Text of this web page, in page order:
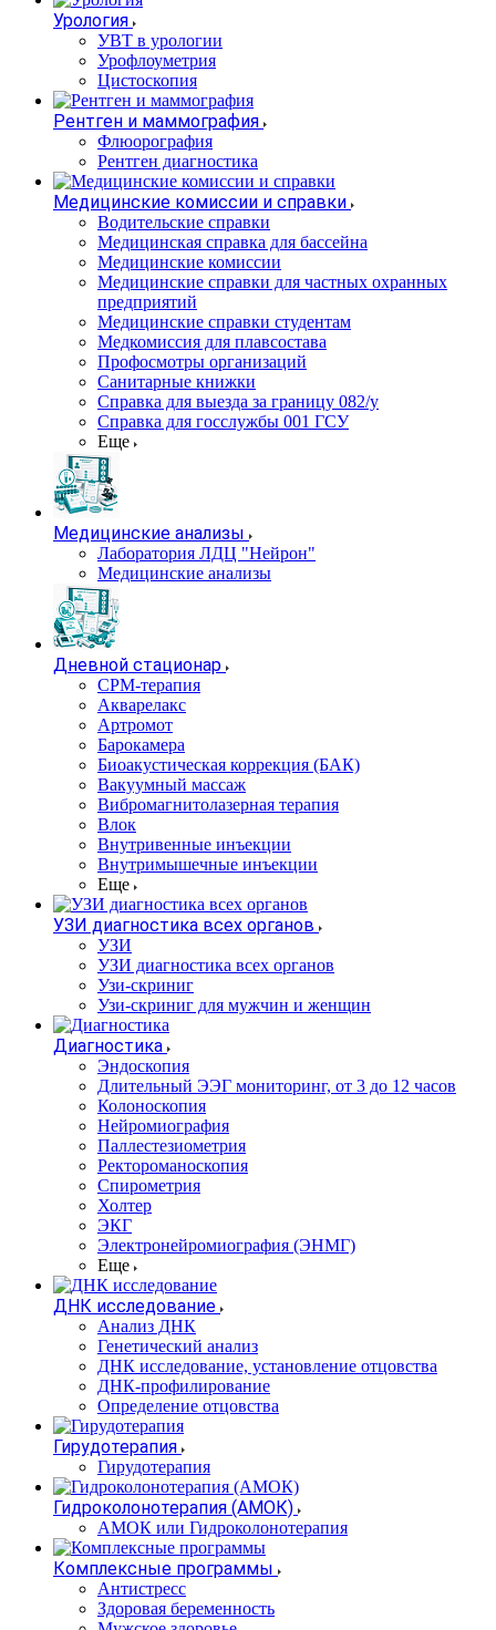
Урология
УВТ в урологии
Урофлоуметрия
Цистоскопия
Рентген и маммография
Флюорография
Рентген диагностика
Медицинские комиссии и справки
Водительские справки
Медицинская справка для бассейна
Медицинские комиссии
Медицинские справки для частных охранных
предприятий
Медицинские справки студентам
Медкомиссия для плавсостава
Профосмотры организаций
Санитарные книжки
Справка для выезда за границу 082/у
Справка для госслужбы 001 ГСУ
Еще
Медицинские анализы
Лаборатория ЛДЦ "Нейрон"
Медицинские анализы
Дневной стационар
CPM-терапия
Акварелакс
Артромот
Барокамера
Биоакустическая коррекция (БАК)
Вакуумный массаж
Вибромагнитолазерная терапия
Влок
Внутривенные инъекции
Внутримышечные инъекции
Еще
УЗИ диагностика всех органов
УЗИ
УЗИ диагностика всех органов
Узи-скриниг
Узи-скриниг для мужчин и женщин
Диагностика
Эндоскопия
Длительный ЭЭГ мониторинг, от 3 до 12 часов
Колоноскопия
Нейромиография
Паллестезиометрия
Ректороманоскопия
Спирометрия
Холтер
ЭКГ
Электронейромиография (ЭНМГ)
Еще
ДНК исследование
Анализ ДНК
Генетический анализ
ДНК исследование, установление отцовства
ДНК-профилирование
Определение отцовства
Гирудотерапия
Гирудотерапия
Гидроколонотерапия (АМОК)
АМОК или Гидроколонотерапия
Комплексные программы
Антистресс
Здоровая беременность